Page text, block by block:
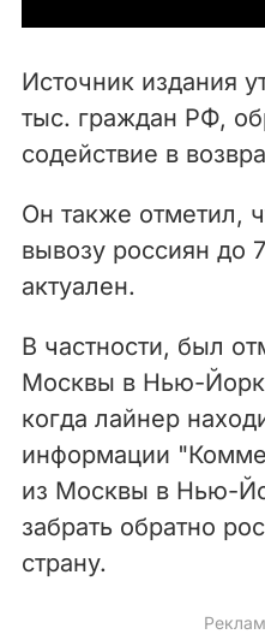
Источник издания
тыс. граждан РФ,
содействие в
Он также отметил,
вывозу россиян до
актуален.
В частности, был
Москвы в Нью-
когда лайнер
информации
из Москвы в Нью-
забрать обратно
страну.